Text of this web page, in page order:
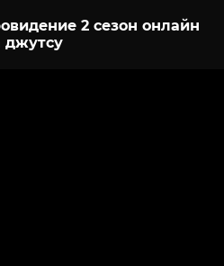
2 сезон онлайн
джутсу